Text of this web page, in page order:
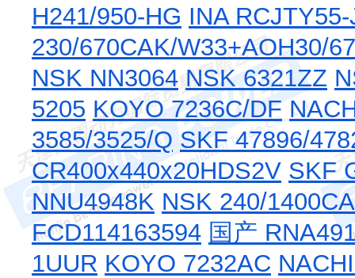
H241/950-HG INA
230/670CAK/W33+AOH30/
NSK NN3064 NSK 6321ZZ
5205 KOYO 7236C/DF
3585/3525/Q SKF 47896/
CR400x440x20HDS2V SKF
NNU4948K NSK 240/
FCD114163594 国产
1UUR KOYO 7232AC